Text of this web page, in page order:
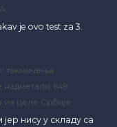
je ovo test za 3.
такмичења
надметало 649
целе Србије
нису у складу са